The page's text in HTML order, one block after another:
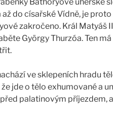
do císařské Vídně, je proto
zakročeno. Král Matyáš
György Thurzóa. Ten má
ve sklepeních hradu
jde o tělo exhumované a
palatinovým příjezdem,